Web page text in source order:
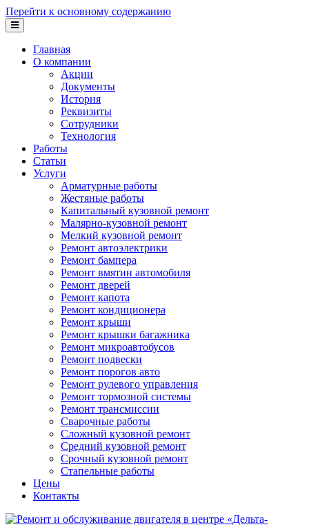
Перейти к основному содержанию
Главная
О компании
Акции
Документы
История
Реквизиты
Сотрудники
Технология
Работы
Статьи
Услуги
Арматурные работы
Жестяные работы
Капитальный кузовной ремонт
Малярно-кузовной ремонт
Мелкий кузовной ремонт
Ремонт автоэлектрики
Ремонт бампера
Ремонт вмятин автомобиля
Ремонт дверей
Ремонт капота
Ремонт кондиционера
Ремонт крыши
Ремонт крышки багажника
Ремонт микроавтобусов
Ремонт подвески
Ремонт порогов авто
Ремонт рулевого управления
Ремонт тормозной системы
Ремонт трансмиссии
Сварочные работы
Сложный кузовной ремонт
Средний кузовной ремонт
Срочный кузовной ремонт
Стапельные работы
Цены
Контакты